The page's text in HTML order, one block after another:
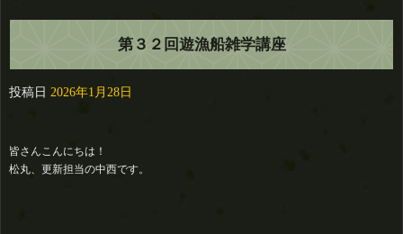
第３２回遊漁船雑学講座
投稿日 2026年1月28日
皆さんこんにちは！
松丸、更新担当の中西です。